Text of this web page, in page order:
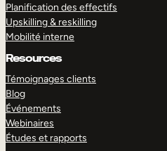
Planification des effectifs
Upskilling & reskilling
Mobilité interne
Resources
Témoignages clients
Blog
Événements
Webinaires
Études et rapports